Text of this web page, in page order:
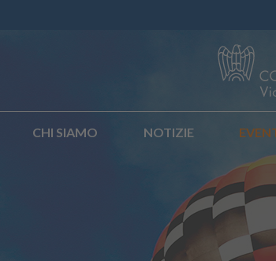
CHI SIAMO NOTIZIE